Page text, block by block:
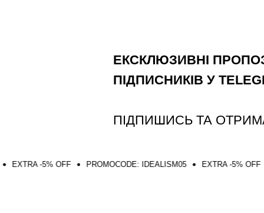
ЕКСКЛЮЗИВНІ
ПІДПИСНИКІВ У
ПІДПИШИСЬ ТА
OFF PROMOCODE: IDEALISM05 EXTRA -5% OFF